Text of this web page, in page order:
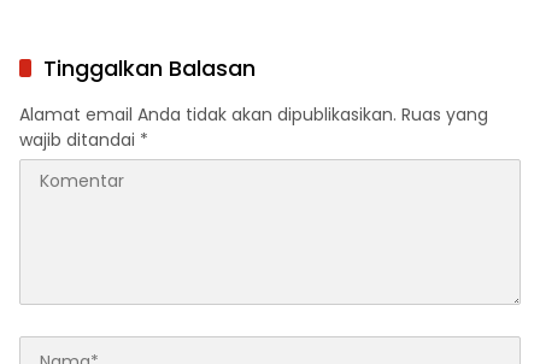
Tinggalkan Balasan
Alamat email Anda tidak akan dipublikasikan. Ruas yang
wajib ditandai *